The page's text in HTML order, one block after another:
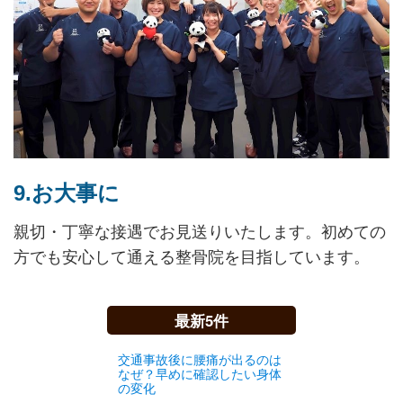
9.お大事に
親切・丁寧な接遇でお見送りいたします。初めての
方でも安心して通える整骨院を目指しています。
最新5件
交通事故後に腰痛が出るのは
なぜ？早めに確認したい身体
の変化